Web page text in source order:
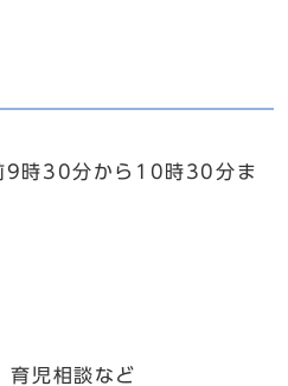
時30分から10時30分ま
育児相談など